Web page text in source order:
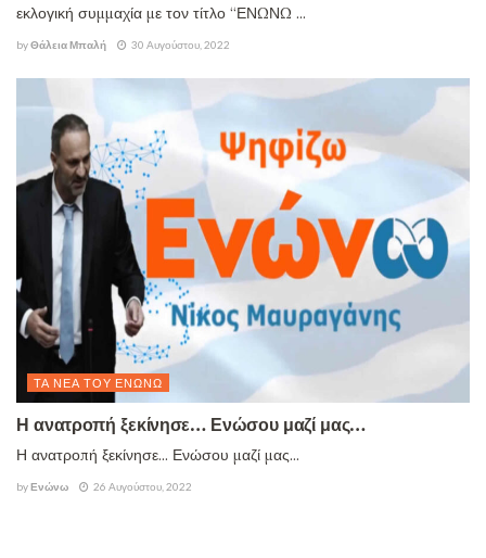
εκλογική συμμαχία με τον τίτλο “ΕΝΩΝΩ ...
byΘάλεια Μπαλή 30 Αυγούστου, 2022
ΤΑ ΝΈΑ ΤΟΥ ΕΝΏΝΩ
Η ανατροπή ξεκίνησε… Ενώσου μαζί μας…
Η ανατροπή ξεκίνησε... Ενώσου μαζί μας...
byΕνώνω 26 Αυγούστου, 2022